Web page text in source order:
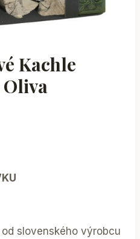
Kachle
Oliva
slovenského výrobcu